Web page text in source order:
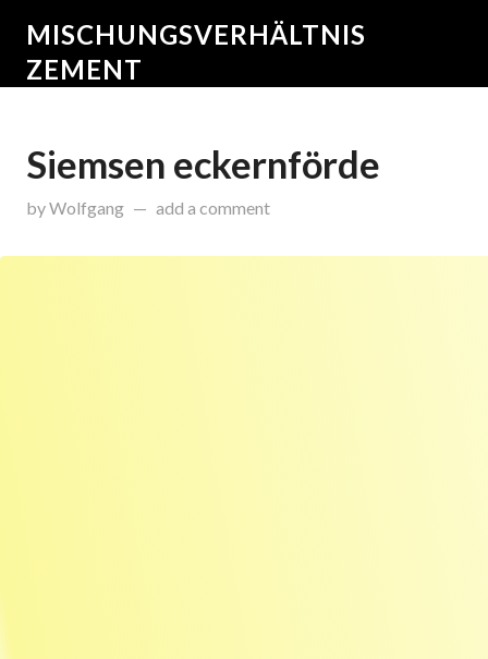
MISCHUNGSVERHÄLTNIS
ZEMENT
Siemsen eckernförde
byWolfgang onFebruar 20, 2015
add a comment